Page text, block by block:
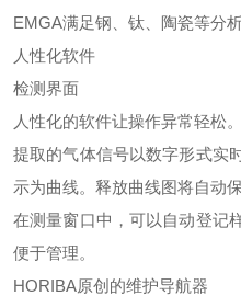
EMGA满足钢、钛、陶瓷等分
人性化软件
检测界面
人性化的软件让操作异常轻松。
提取的气体信号以数字形式实
示为曲线。释放曲线图将自动保
在测量窗口中，可以自动登记
便于管理。
HORIBA原创的维护导航器